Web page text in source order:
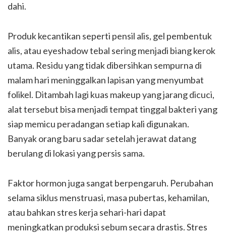
dahi.
Produk kecantikan seperti pensil alis, gel pembentuk
alis, atau eyeshadow tebal sering menjadi biang kerok
utama. Residu yang tidak dibersihkan sempurna di
malam hari meninggalkan lapisan yang menyumbat
folikel. Ditambah lagi kuas makeup yang jarang dicuci,
alat tersebut bisa menjadi tempat tinggal bakteri yang
siap memicu peradangan setiap kali digunakan.
Banyak orang baru sadar setelah jerawat datang
berulang di lokasi yang persis sama.
Faktor hormon juga sangat berpengaruh. Perubahan
selama siklus menstruasi, masa pubertas, kehamilan,
atau bahkan stres kerja sehari-hari dapat
meningkatkan produksi sebum secara drastis. Stres